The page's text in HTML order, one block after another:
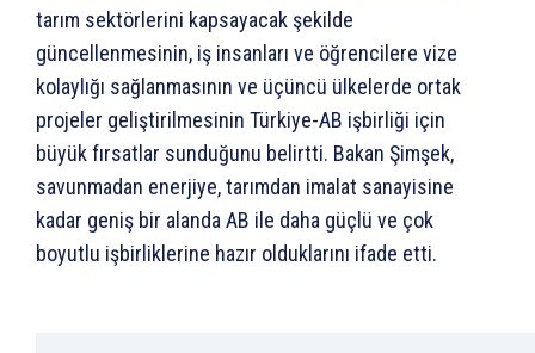
tarım sektörlerini kapsayacak şekilde
güncellenmesinin, iş insanları ve öğrencilere vize
kolaylığı sağlanmasının ve üçüncü ülkelerde ortak
projeler geliştirilmesinin Türkiye-AB işbirliği için
büyük fırsatlar sunduğunu belirtti. Bakan Şimşek,
savunmadan enerjiye, tarımdan imalat sanayisine
kadar geniş bir alanda AB ile daha güçlü ve çok
boyutlu işbirliklerine hazır olduklarını ifade etti.